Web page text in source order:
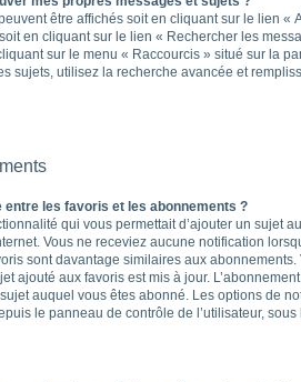
être affichés soit en cliquant sur le lien «
en cliquant sur le lien « Rechercher les
sur le menu « Raccourcis » situé sur la
sujets, utilisez la recherche avancée et
entre les favoris et les abonnements ?
qui vous permettait d’ajouter un sujet
Vous ne receviez aucune notification
sont davantage similaires aux
ajouté aux favoris est mis à jour.
sujet auquel vous êtes abonné. Les options de
le panneau de contrôle de l’utilisateur,